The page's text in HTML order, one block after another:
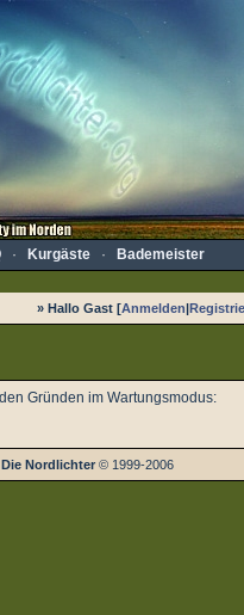
· Kurgäste· Bademeister
» Hallo Gast [Anmelden|
Gründen im Wartungsmodus:
Die Nordlichter © 1999-2006